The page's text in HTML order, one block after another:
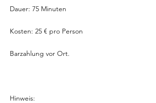
Dauer: 75 Minuten
Kosten: 25 € pro Person
Barzahlung vor Ort.
Hinweis: